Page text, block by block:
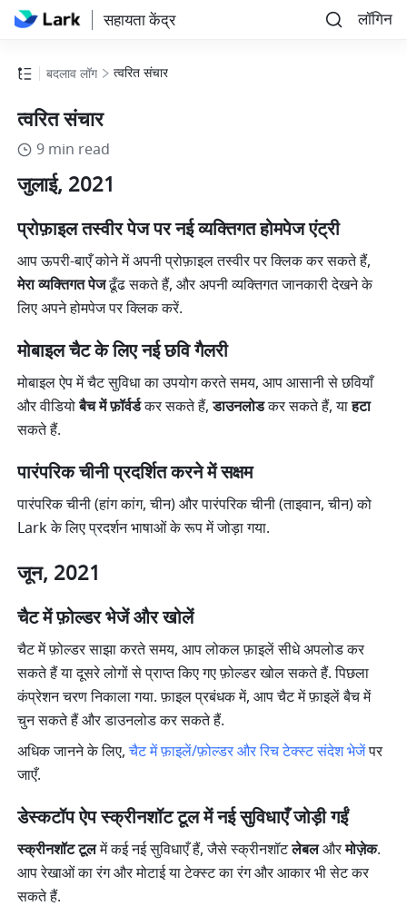
सहायता केंद्र लॉगिन
बदलाव लॉग त्वरित संचार
त्वरित संचार
9 min read
जुलाई, 2021
प्रोफ़ाइल तस्वीर पेज पर नई व्यक्तिगत होमपेज एंट्री
मेरा व्यक्तिगत पेज ढूँढ सकते हैं, और अपनी व्यक्तिगत जानकारी देखने के
लिए अपने होमपेज पर क्लिक करें.
मोबाइल चैट के लिए नई छवि गैलरी
मोबाइल ऐप में चैट सुविधा का उपयोग करते समय, आप आसानी से छवियाँ
और वीडियो बैच में फ़ॉर्वर्ड कर सकते हैं, डाउनलोड कर सकते हैं, या हटा
सकते हैं.
पारंपरिक चीनी प्रदर्शित करने में सक्षम
पारंपरिक चीनी (हांग कांग, चीन) और पारंपरिक चीनी (ताइवान, चीन) को
Lark के लिए प्रदर्शन भाषाओं के रूप में जोड़ा गया.
जून, 2021
चैट में फ़ोल्डर भेजें और खोलें
चैट में फ़ोल्डर साझा करते समय, आप लोकल फ़ाइलें सीधे अपलोड कर
सकते हैं या दूसरे लोगों से प्राप्त किए गए फ़ोल्डर खोल सकते हैं. पिछला
कंप्रेशन चरण निकाला गया. फ़ाइल प्रबंधक में, आप चैट में फ़ाइलें बैच में
चुन सकते हैं और डाउनलोड कर सकते हैं.
अधिक जानने के लिए, चैट में फ़ाइलें/फ़ोल्डर और रिच टेक्स्ट संदेश भेजें पर
जाएँ.
डेस्कटॉप ऐप स्क्रीनशॉट टूल में नई सुविधाएँ जोड़ी गईं
स्क्रीनशॉट टूल में कई नई सुविधाएँ हैं, जैसे स्क्रीनशॉट लेबल और मोज़ेक.
आप रेखाओं का रंग और मोटाई या टेक्स्ट का रंग और आकार भी सेट कर
सकते हैं.